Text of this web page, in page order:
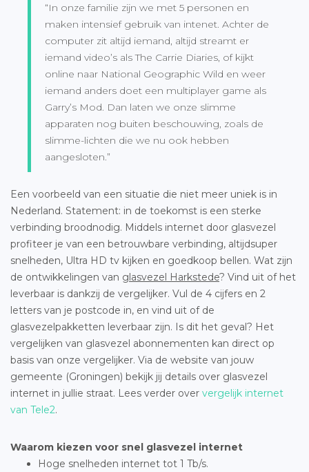
“In onze familie zijn we met 5 personen en
maken intensief gebruik van intenet. Achter de
computer zit altijd iemand, altijd streamt er
iemand video’s als The Carrie Diaries, of kijkt
online naar National Geographic Wild en weer
iemand anders doet een multiplayer game als
Garry’s Mod. Dan laten we onze slimme
apparaten nog buiten beschouwing, zoals de
slimme-lichten die we nu ook hebben
aangesloten.”
Een voorbeeld van een situatie die niet meer uniek is in
Nederland. Statement: in de toekomst is een sterke
verbinding broodnodig. Middels internet door glasvezel
profiteer je van een betrouwbare verbinding, altijdsuper
snelheden, Ultra HD tv kijken en goedkoop bellen. Wat zijn
de ontwikkelingen van glasvezel Harkstede? Vind uit of het
leverbaar is dankzij de vergelijker. Vul de 4 cijfers en 2
letters van je postcode in, en vind uit of de
glasvezelpakketten leverbaar zijn. Is dit het geval? Het
vergelijken van glasvezel abonnementen kan direct op
basis van onze vergelijker. Via de website van jouw
gemeente (Groningen) bekijk jij details over glasvezel
internet in jullie straat. Lees verder over vergelijk internet
van Tele2.
Waarom kiezen voor snel glasvezel internet
Hoge snelheden internet tot 1 Tb/s.